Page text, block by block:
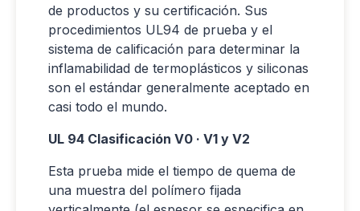
de productos y su certificación. Sus
procedimientos UL94 de prueba y el
sistema de calificación para determinar la
inflamabilidad de termoplásticos y siliconas
son el estándar generalmente aceptado en
casi todo el mundo.
UL 94 Clasificación V0 · V1 y V2
Esta prueba mide el tiempo de quema de
una muestra del polímero fijada